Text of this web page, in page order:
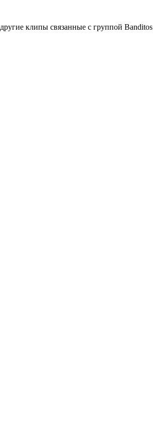
клипы связанные с группой Banditos